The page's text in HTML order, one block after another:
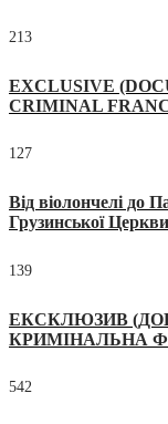
213
EXCLUSIVE
CRIMINAL
127
Від віолончелі до
Грузинської
139
ЕКСКЛЮЗИВ
КРИМІНАЛЬНА
542